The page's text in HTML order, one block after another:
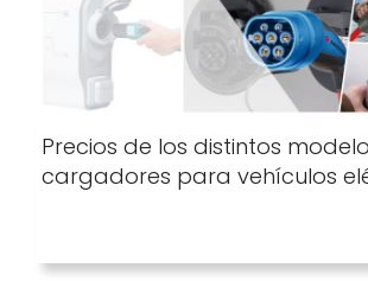
Precios de los distintos
cargadores para vehículos